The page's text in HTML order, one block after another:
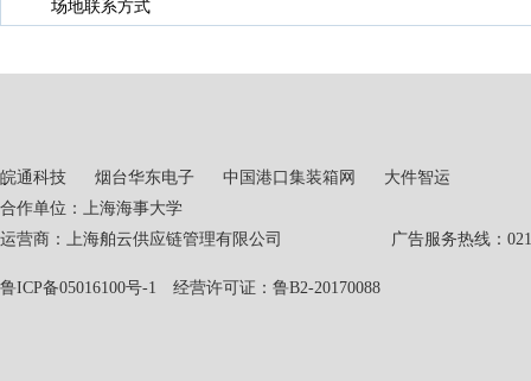
场地联系方式
皖通科技 烟台华东电子 中国港口集装箱网
大件智运
合作单位：上海海事大学
运营商：上海舶云供应链管理有限公司 广告服务热线：021-
鲁ICP备05016100号-1 经营许可证：鲁B2-20170088